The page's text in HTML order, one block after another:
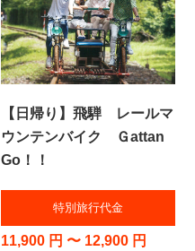
【日帰り】飛騨 レールマ
ウンテンバイク Ｇattan
Go！！
特別旅行代金
11,900 円 〜 12,900 円